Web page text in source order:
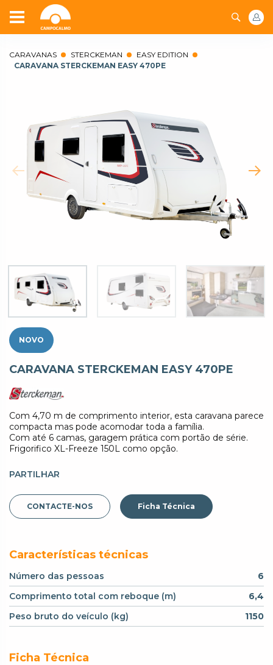
CARAVANAS STERCKEMAN
EASY EDITION
CARAVANA STERCKEMAN EASY 470PE
NOVO
CARAVANA STERCKEMAN EASY 470PE
Com 4,70 m de comprimento interior, esta caravana parece
compacta mas pode acomodar toda a família.
Com até 6 camas, garagem prática com portão de série.
Frigorifico XL-Freeze 150L como opção.
PARTILHAR
CONTACTE-NOS Ficha Técnica
Características técnicas
Número das pessoas
6
Comprimento total com reboque (m)
6,4
Peso bruto do veículo (kg)
1150
Ficha Técnica